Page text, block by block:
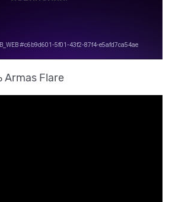
Armas Flare